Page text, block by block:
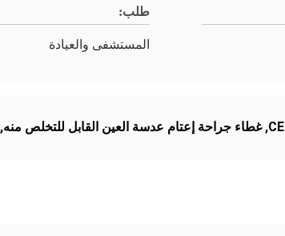
طلب:
المستشفى والعيادة
,غطاء جراحة إعتام عدسة العين القابل للتخلص منه,